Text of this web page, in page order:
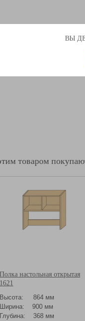
ВЫ
товаром
Полка настольная открытая
1621
Высота: 864 мм
Ширина: 900 мм
Глубина: 368 мм